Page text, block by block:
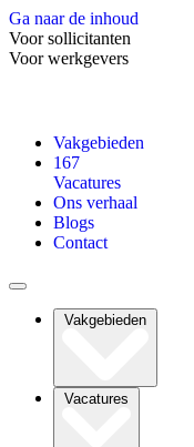
Ga naar de inhoud
Voor sollicitanten
Voor werkgevers
Vakgebieden
167
Vacatures
Ons verhaal
Blogs
Contact
Vakgebieden
Vacatures